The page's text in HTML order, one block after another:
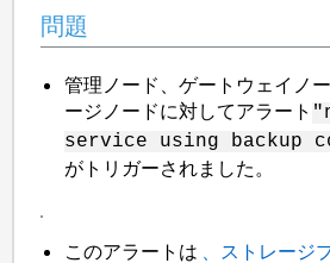
問題
管理ノード、ゲートウェイノ
ージノードに対してアラート
service using backup
がトリガーされました。
このアラートは 、ストレージ